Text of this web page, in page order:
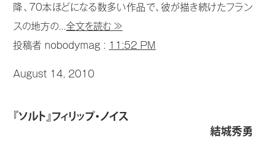
降、70本ほどになる数多い作品で、彼が描き続けたフラン
スの地方の...全文を読む ≫
投稿者 nobodymag : 11:52 PM
August 14, 2010
『ソルト』フィリップ・ノイス
結城秀勇